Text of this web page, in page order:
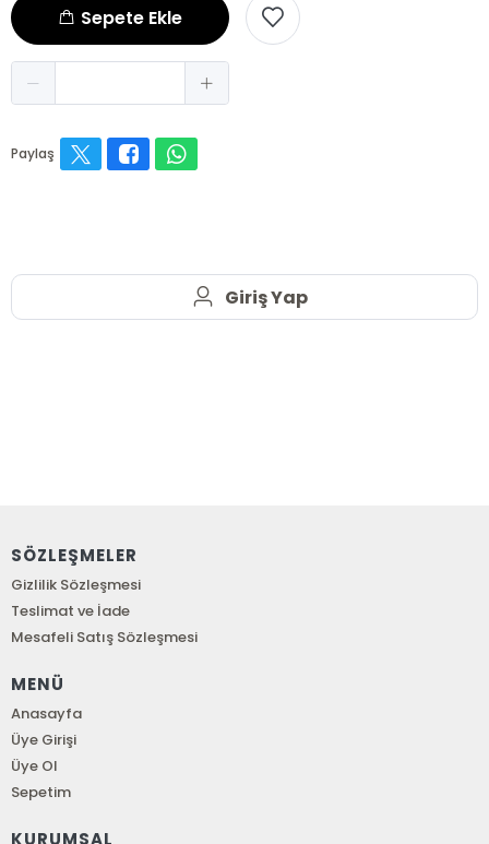
Sepete Ekle
Paylaş
Giriş Yap
SÖZLEŞMELER
Gizlilik Sözleşmesi
Teslimat ve İade
Mesafeli Satış Sözleşmesi
MENÜ
Anasayfa
Üye Girişi
Üye Ol
Sepetim
KURUMSAL